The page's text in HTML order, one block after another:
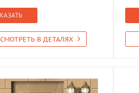
В ДЕТАЛЯХ